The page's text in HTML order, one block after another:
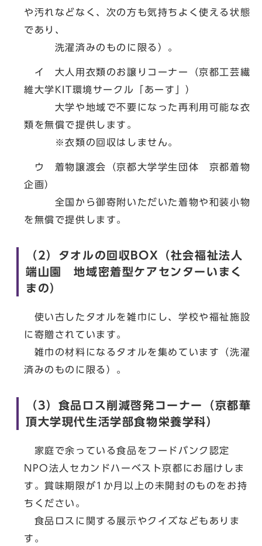
や汚れなどなく、次の方も気持ちよく使える状態
であり、
洗濯済みのものに限る）。
イ 大人用衣類のお譲りコーナー（京都工芸繊
維大学KIT環境サークル「あーす」）
大学や地域で不要になった再利用可能な衣
類を無償で提供します。
※衣類の回収はしません。
ウ 着物譲渡会（京都大学学生団体 京都着物
企画）
全国から御寄附いただいた着物や和装小物
を無償で提供します。
（2）タオルの回収BOX（社会福祉法人
端山園 地域密着型ケアセンターいまく
まの）
使い古したタオルを雑巾にし、学校や福祉施設
に寄贈されています。
雑巾の材料になるタオルを集めています（洗濯
済みのものに限る）。
（3）食品ロス削減啓発コーナー（京都華
頂大学現代生活学部食物栄養学科）
家庭で余っている食品をフードバンク認定
NPO法人セカンドハーベスト京都にお届けしま
す。賞味期限が1か月以上の未開封のものをお持
ちください。
食品ロスに関する展示やクイズなどもありま
す。